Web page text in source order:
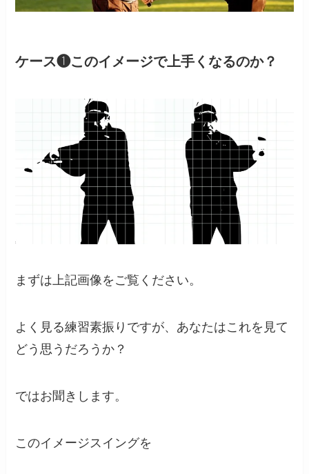
ケース❶このイメージで上手くなるのか？
まずは上記画像をご覧ください。
よく見る練習素振りですが、あなたはこれを見て
どう思うだろうか？
ではお聞きします。
このイメージスイングを